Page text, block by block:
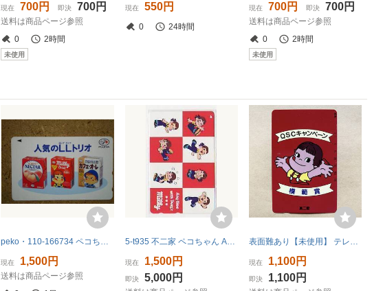
現在 700円 即決 700円
送料は商品ページ参照
0
2時間
未使用
現在 550円
0 24時間
現在 700円 即決 700円
送料は商品ページ参照
0
2時間
未使用
peko・110-166734 ペコちゃん ポコチャン 不二家 テレカ
現在 1,500円
送料は商品ページ参照
5-t935 不二家 ペコちゃん Anytime テレカ
現在 1,500円
即決 5,000円
表面難あり【未使用】 テレカ 105度 ペコちゃん 不二家 QSCキャンペーン模範賞
現在 1,100円
即決 1,100円